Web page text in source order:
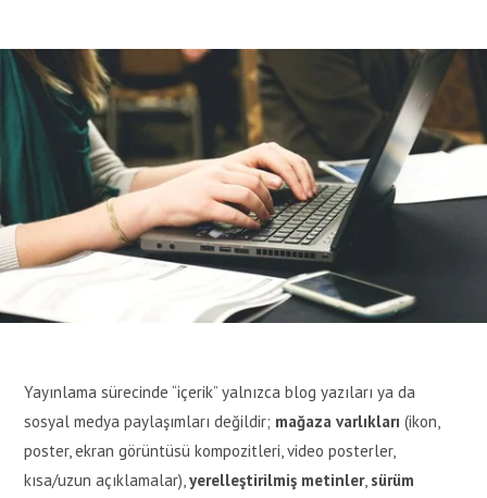
Yayınlama sürecinde “içerik” yalnızca blog yazıları ya da
sosyal medya paylaşımları değildir; mağaza varlıkları (ikon,
poster, ekran görüntüsü kompozitleri, video posterler,
kısa/uzun açıklamalar),yerelleştirilmiş metinler, sürüm